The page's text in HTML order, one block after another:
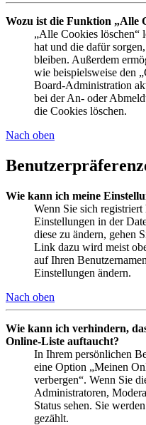
Wozu ist die Funktion „Alle
„Alle Cookies löschen“
hat und die dafür
bleiben. Außerdem
wie beispielsweise den
Board-Administration
bei der An- oder
die Cookies löschen.
Nach oben
Wie kann ich meine
Wenn Sie sich
Einstellungen in der
diese zu ändern, gehen
Link dazu wird meist
auf Ihren
Einstellungen ändern.
Nach oben
Wie kann ich verhindern,
Online-Liste auftaucht?
In Ihrem persönlichen
eine Option „Meinen
verbergen“. Wenn Sie
Administratoren,
Status sehen. Sie
gezählt.